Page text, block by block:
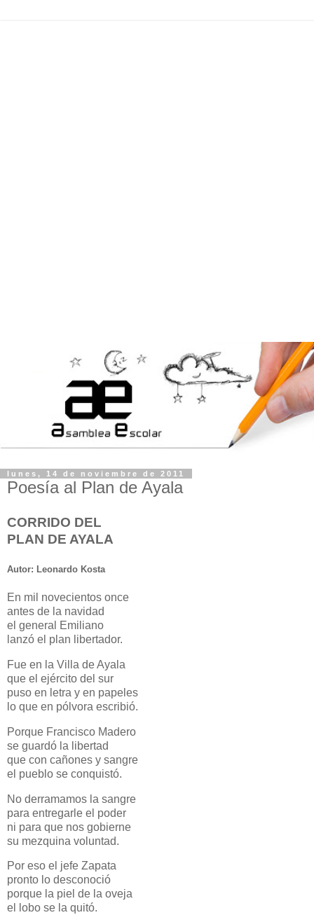
lunes, 14 de noviembre de 2011
Poesía al Plan de Ayala
CORRIDO DEL
PLAN DE AYALA
Autor: Leonardo Kosta
En mil novecientos once
antes de la navidad
el general Emiliano
lanzó el plan libertador.
Fue en la Villa de Ayala
que el ejército del sur
puso en letra y en papeles
lo que en pólvora escribió.
Porque Francisco Madero
se guardó la libertad
que con cañones y sangre
el pueblo se conquistó.
No derramamos la sangre
para entregarle el poder
ni para que nos gobierne
su mezquina voluntad.
Por eso el jefe Zapata
pronto lo desconoció
porque la piel de la oveja
el lobo se la quitó.